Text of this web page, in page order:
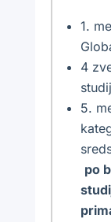
1.
4
5.
po